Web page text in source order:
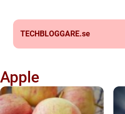
TECHBLOGGARE.se
Apple